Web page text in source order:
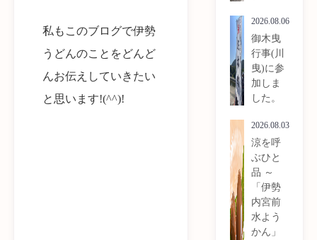
私もこのブログで伊勢
うどんのことをどんど
んお伝えしていきたい
と思います!(^^)!
2026.08.06
御木曳
行事(川
曳)に参
加しま
した。
2026.08.03
涼を呼
ぶひと
品 ～
「伊勢
内宮前
水よう
かん」